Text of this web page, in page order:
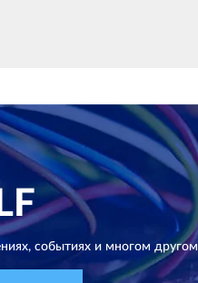
событиях и многом другом